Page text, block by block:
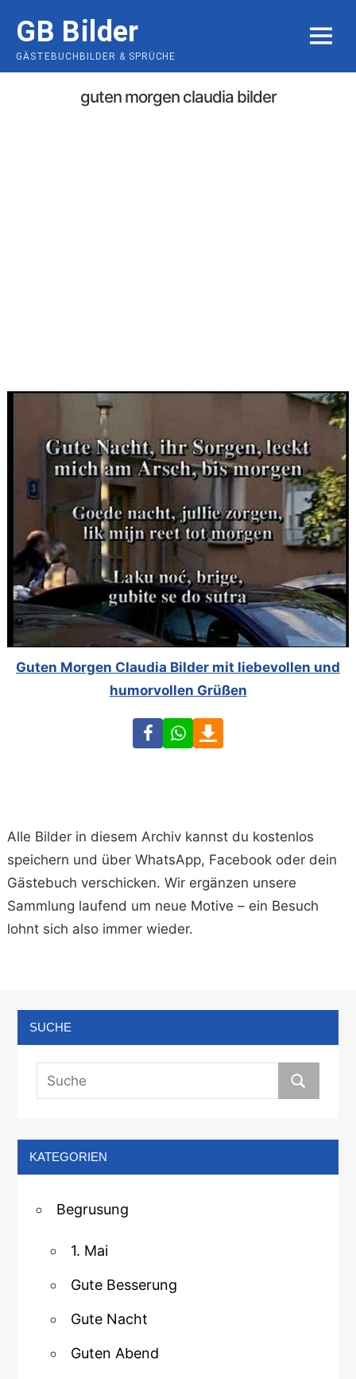
content
GB Bilder
GÄSTEBUCHBILDER & SPRÜCHE
MENU
guten morgen claudia bilder
Guten Morgen Claudia Bilder mit liebevollen und
humorvollen Grüßen
FacebookWhatsApp
Alle Bilder in diesem Archiv kannst du kostenlos
speichern und über WhatsApp, Facebook oder dein
Gästebuch verschicken. Wir ergänzen unsere
Sammlung laufend um neue Motive – ein Besuch
lohnt sich also immer wieder.
SUCHE
KATEGORIEN
Begrusung
1. Mai
Gute Besserung
Gute Nacht
Guten Abend